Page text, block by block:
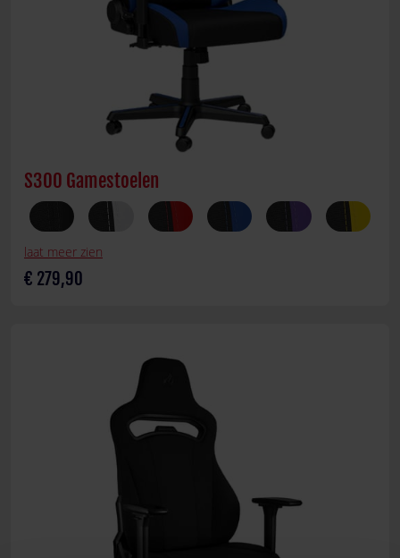
S300 Gamestoelen
laat meer zien
€ 279,90